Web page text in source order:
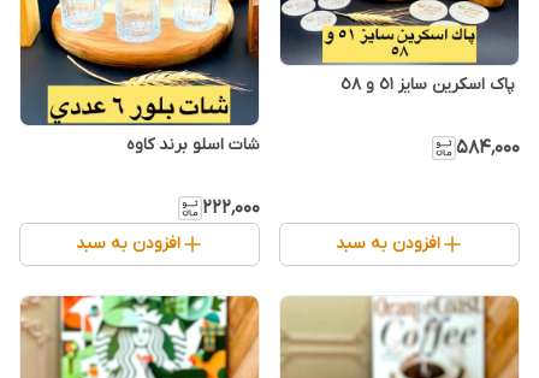
۵۸۴٬۰۰۰
افزودن به سبد
شات اسلو برند کاوه
۲۲۲٬۰۰۰
افزودن به سبد